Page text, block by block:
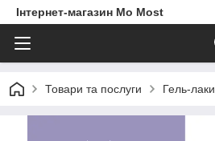
Інтернет-магазин Mo Most
Товари та послуги Гель-лаки